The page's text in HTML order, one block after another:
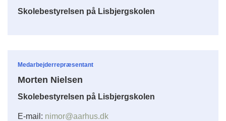
Skolebestyrelsen på Lisbjergskolen
Medarbejderrepræsentant
Morten Nielsen
Skolebestyrelsen på Lisbjergskolen
E-mail: nimor@aarhus.dk